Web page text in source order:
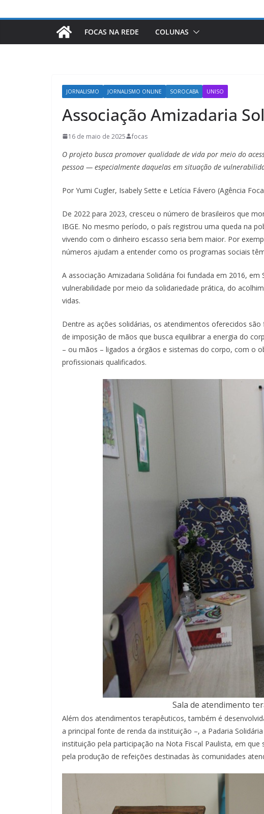
FOCAS NA REDE COLUNAS
JORNALISMO JORNALISMO ONLINE SOROCABA UNISO
Associação Amizadaria
16 de maio de 2025 focas
O projeto busca promover qualidade de vida por meio do
pessoa — especialmente daquelas em situação de
Por Yumi Cugler, Isabely Sette e Letícia Fávero (Agência
De 2022 para 2023, cresceu o número de brasileiros que
IBGE. No mesmo período, o país registrou uma queda na
vivendo com o dinheiro escasso seria bem maior. Por
números ajudam a entender como os programas sociais
A associação Amizadaria Solidária foi fundada em 2016,
vulnerabilidade por meio da solidariedade prática, do
vidas.
Dentre as ações solidárias, os atendimentos oferecidos
de imposição de mãos que busca equilibrar a energia do
– ou mãos – ligados a órgãos e sistemas do corpo, com o
profissionais qualificados.
Sala de atendimento
Além dos atendimentos terapêuticos, também é
a principal fonte de renda da instituição –, a Padaria
instituição pela participação na Nota Fiscal Paulista, em
pela produção de refeições destinadas às comunidades